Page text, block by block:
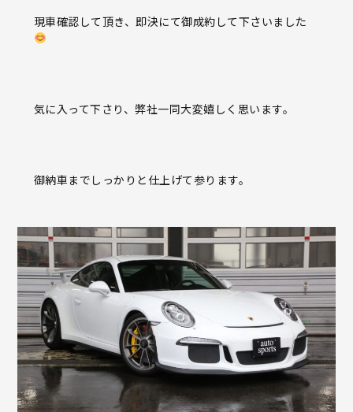
現車確認して頂き、即決にて御成約して下さいました
気に入って下さり、弊社一同大変嬉しく思います。
御納車までしっかりと仕上げて参ります。